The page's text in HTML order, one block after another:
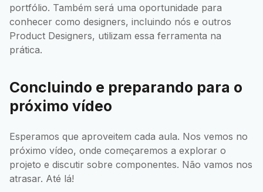
portfólio. Também será uma oportunidade para
conhecer como designers, incluindo nós e outros
Product Designers, utilizam essa ferramenta na
prática.
Concluindo e preparando para o
próximo vídeo
Esperamos que aproveitem cada aula. Nos vemos no
próximo vídeo, onde começaremos a explorar o
projeto e discutir sobre componentes. Não vamos nos
atrasar. Até lá!